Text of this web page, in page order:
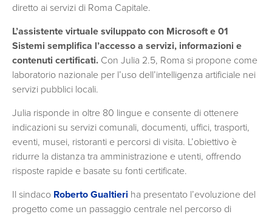
diretto ai servizi di Roma Capitale.
L’assistente virtuale sviluppato con Microsoft e 01
Sistemi semplifica l’accesso a servizi, informazioni e
contenuti certificati. Con Julia 2.5, Roma si propone come
laboratorio nazionale per l’uso dell’intelligenza artificiale nei
servizi pubblici locali.
Julia risponde in oltre 80 lingue e consente di ottenere
indicazioni su servizi comunali, documenti, uffici, trasporti,
eventi, musei, ristoranti e percorsi di visita. L’obiettivo è
ridurre la distanza tra amministrazione e utenti, offrendo
risposte rapide e basate su fonti certificate.
Il sindaco Roberto Gualtieri ha presentato l’evoluzione del
progetto come un passaggio centrale nel percorso di